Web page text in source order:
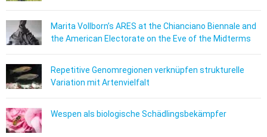
Marita Vollborn’s ARES at the Chianciano Biennale and
the American Electorate on the Eve of the Midterms
Repetitive Genomregionen verknüpfen strukturelle
Variation mit Artenvielfalt
Wespen als biologische Schädlingsbekämpfer